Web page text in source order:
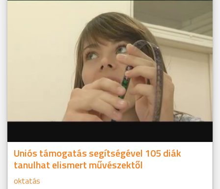
Uniós támogatás segítségével 105 diák
tanulhat elismert művészektől
oktatás